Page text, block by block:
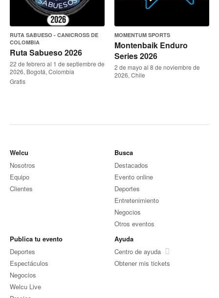
RUTA SABUESO - CANICROSS DE
COLOMBIA
Ruta Sabueso 2026
22 de febrero al 1 de septiembre de
2026, Bogotá, Colombia
Gratis
MOMENTUM SPORTS
Montenbaik Enduro
Series 2026
2 de mayo al 8 de noviembre de
2026, Chile
Welcu
Nosotros
Equipo
Clientes
Busca
Destacados
Evento online
Deportes
Entretenimiento
Negocios
Otros eventos
Publica tu evento
Deportes
Espectáculos
Negocios
Welcu Live
Ayuda
Centro de ayuda
Obtener mis tickets